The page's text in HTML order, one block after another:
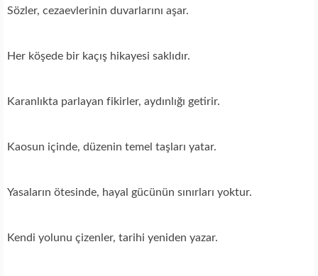
Sözler, cezaevlerinin duvarlarını aşar.
Her köşede bir kaçış hikayesi saklıdır.
Karanlıkta parlayan fikirler, aydınlığı getirir.
Kaosun içinde, düzenin temel taşları yatar.
Yasaların ötesinde, hayal gücünün sınırları yoktur.
Kendi yolunu çizenler, tarihi yeniden yazar.